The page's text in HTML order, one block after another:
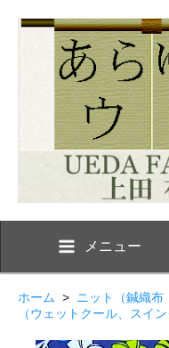
メニュー
ホーム > ニット（鍼織
（ウェットクール、スイ